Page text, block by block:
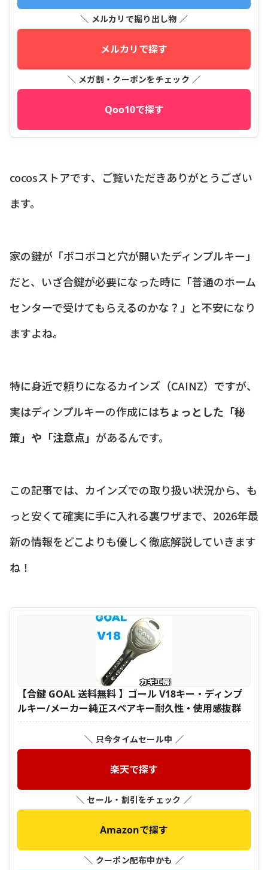
＼ メルカリで掘り出し物 ／
メルカリで探す
＼ メガ割・クーポンをチェック ／
Qoo10で探す
cocosストアです、ご覧いただきありがとうござい
ます。
家の鍵が「ボコボコと穴が開いたディンプルキー」
だと、いざ合鍵が必要になった時に「普通のホーム
センターで受けてもらえるのかな？」と不安になり
ますよね。
特に身近で頼りになるカインズ（CAINZ）ですが、
実はディンプルキーの作成にはちょっとした「秘
策」や「注意点」 があるんです。
この記事では、カインズでの取り扱い状況から、も
っと安くて確実に手に入れる裏ワザまで、2026年最
新の情報をどこよりも優しく徹底解説していきます
ね！
【合鍵 GOAL 送料無料 】ゴール V18キー・ディンプ
ルキー/メーカー純正スペアキー耐久性・使用感抜群
＼ 只今タイムセール中 ／
楽天で探す
＼ セール・割引をチェック ／
Amazonで探す
＼ クーポン配布中かも ／